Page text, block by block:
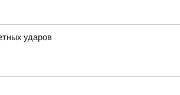
ударов